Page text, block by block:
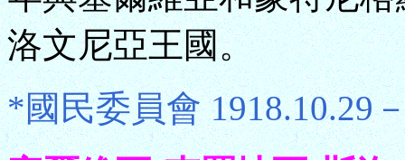
洛文尼亞王國。
*國民委員會 1918.10.29